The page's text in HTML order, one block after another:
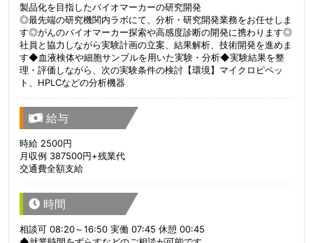
製品化を目指したバイオマーカーの研究開発
◎最先端の研究機関内ラボにて、分析・研究開発業務をお任せしま
す◎がんのバイオマーカー探索や高感度診断の開発に携わります◎
社員と協力しながら実験計画の立案、結果解析、技術開発を進めま
す◆血液検体や細胞サンプルを用いた実験・分析◆実験結果を整
理・評価しながら、次の実験条件の検討【環境】マイクロピペッ
ト、HPLCなどの分析機器
給与
時給 2500円
月収例 387500円+残業代
交通費全額支給
時間
相談可 08:20～16:50 実働 07:45 休憩 00:45